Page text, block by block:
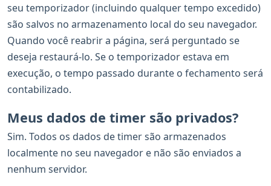
seu temporizador (incluindo qualquer tempo excedido)
são salvos no armazenamento local do seu navegador.
Quando você reabrir a página, será perguntado se
deseja restaurá-lo. Se o temporizador estava em
execução, o tempo passado durante o fechamento será
contabilizado.
Meus dados de timer são privados?
Sim. Todos os dados de timer são armazenados
localmente no seu navegador e não são enviados a
nenhum servidor.